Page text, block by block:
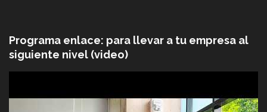
Programa enlace: para llevar a tu empresa al
siguiente nivel (video)